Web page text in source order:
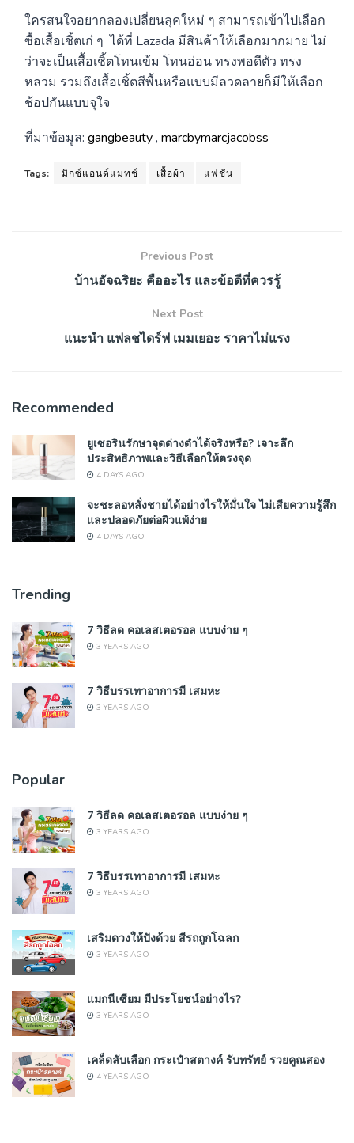
ใครสนใจอยากลองเปลี่ยนลุคใหม่ ๆ สามารถเข้าไปเลือก
ซื้อเสื้อเชิ้ตเก๋ ๆ ได้ที่ Lazada มีสินค้าให้เลือกมากมาย ไม่
ว่าจะเป็นเสื้อเชิ้ตโทนเข้ม โทนอ่อน ทรงพอดีตัว ทรง
หลวม รวมถึงเสื้อเชิ้ตสีพื้นหรือแบบมีลวดลายก็มีให้เลือก
ช้อปกันแบบจุใจ
ที่มาข้อมูล: gangbeauty, marcbymarcjacobss
Tags: มิกซ์แอนด์แมทช์ เสื้อผ้า แฟชั่น
Previous Post
บ้านอัจฉริยะ คืออะไร และข้อดีที่ควรรู้
Next Post
แนะนำ แฟลชไดร์ฟ เมมเยอะ ราคาไม่แรง
Recommended
ยูเซอรินรักษาจุดด่างดำได้จริงหรือ? เจาะลึก
ประสิทธิภาพและวิธีเลือกให้ตรงจุด
4 DAYS AGO
จะชะลอหลั่งชายได้อย่างไรให้มั่นใจ ไม่เสียความรู้สึก
และปลอดภัยต่อผิวแพ้ง่าย
4 DAYS AGO
Trending
7 วิธีลด คอเลสเตอรอล แบบง่าย ๆ
3 YEARS AGO
7 วิธีบรรเทาอาการมี เสมหะ
3 YEARS AGO
Popular
7 วิธีลด คอเลสเตอรอล แบบง่าย ๆ
3 YEARS AGO
7 วิธีบรรเทาอาการมี เสมหะ
3 YEARS AGO
เสริมดวงให้ปังด้วย สีรถถูกโฉลก
3 YEARS AGO
แมกนีเซียม มีประโยชน์อย่างไร?
3 YEARS AGO
เคล็ดลับเลือก กระเป๋าสตางค์ รับทรัพย์ รวยคูณสอง
4 YEARS AGO